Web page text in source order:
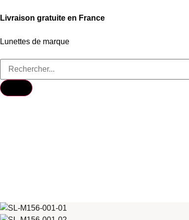
Livraison gratuite en France
Lunettes de marque